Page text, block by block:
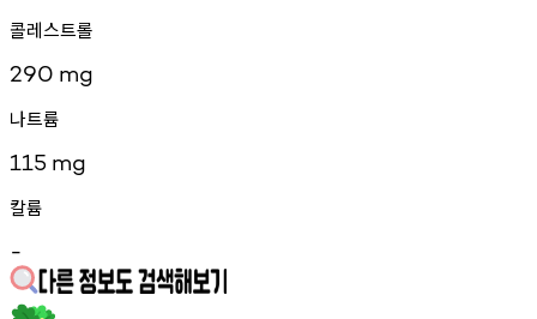
콜레스트롤
290 mg
나트륨
115 mg
칼륨
-